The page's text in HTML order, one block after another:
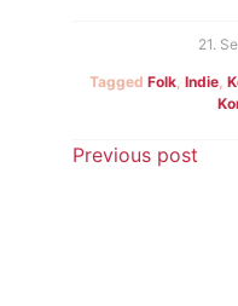
21.
TaggedFolk,Indie,
Previous post